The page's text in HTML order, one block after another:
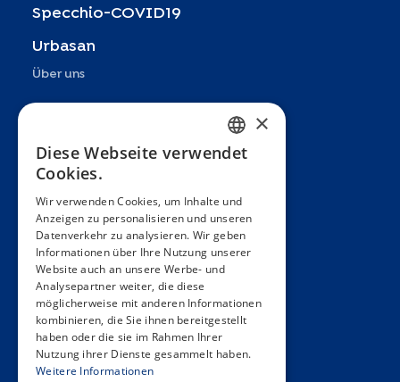
Specchio-COVID19
Urbasan
Über uns
Teams
Partner
Veröffentlichungen
Zoom In
FAQ
Kontakt
Allgemeine Bedingungen
Hôpitaux Universitaires Genève
FRENCH
SPANISH
GERMAN
PORTUGUESE
×
Diese Webseite verwendet
Cookies.
Wir verwenden Cookies, um Inhalte und
Anzeigen zu personalisieren und unseren
Datenverkehr zu analysieren. Wir geben
Informationen über Ihre Nutzung unserer
Website auch an unsere Werbe- und
Analysepartner weiter, die diese
möglicherweise mit anderen Informationen
kombinieren, die Sie ihnen bereitgestellt
haben oder die sie im Rahmen Ihrer
Nutzung ihrer Dienste gesammelt haben.
Weitere Informationen